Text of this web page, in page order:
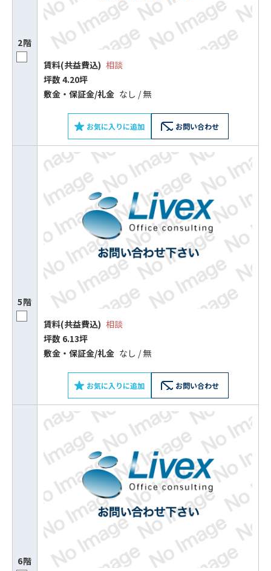
2階
賃料(共益費込) 相談
坪数 4.20坪
敷⾦‧保証⾦/礼⾦ なし / 無
お気に入りに追加 お問い合わせ
5階
賃料(共益費込) 相談
坪数 6.13坪
敷⾦‧保証⾦/礼⾦ なし / 無
お気に入りに追加 お問い合わせ
6階
ビルコード：172272
をお伝えいただくと
スムーズにご案内できます
0120-620-213
平日 9:00〜18:00
電話でお問い合わせ
フォームでお問い合わせ